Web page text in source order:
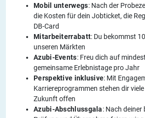
Mobil unterwegs: Nach der
die Kosten für dein Jobticket, die
DB-Card
Mitarbeiterrabatt: Du bekommst
unseren Märkten
Azubi-Events: Freu dich auf
gemeinsame Erlebnistage pro Jahr
Perspektive inklusive: Mit
Karriereprogrammen stehen dir
Zukunft offen
Azubi-Abschlussgala: Nach deiner